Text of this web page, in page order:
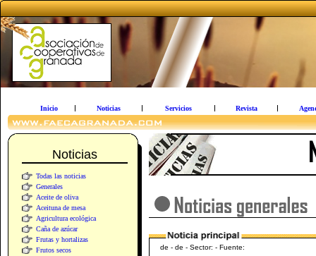
Inicio Noticias Servicios Revista
Noticias
Todas las noticias
Generales
Aceite de oliva
Aceituna de mesa
Agricultura ecológica
Caña de azúcar
Frutas y hortalizas
Frutos secos
de - de - Sector: - Fuente: